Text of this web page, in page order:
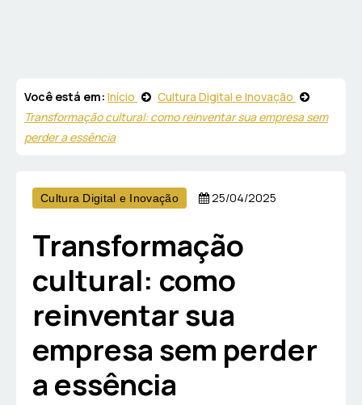
Você está em: Início
Cultura Digital e Inovação
Transformação cultural: como reinventar sua empresa sem
perder a essência
Cultura Digital e Inovação 25/04/2025
Transformação
cultural: como
reinventar sua
empresa sem perder
a essência